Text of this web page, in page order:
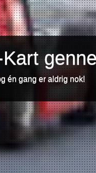
én gang er aldrig nok!